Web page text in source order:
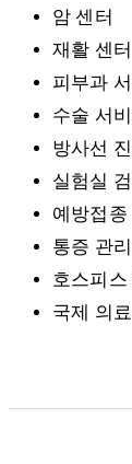
암 센터
재활 센터
피부과
수술 서
방사선
실험실
예방접종
통증 관
호스피스
국제 의